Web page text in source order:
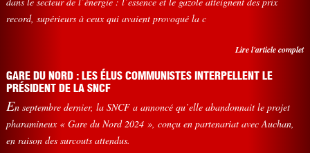
record, supérieurs à ceux qui avaient provoqué la c
Lire l'article complet
GARE DU NORD : LES ÉLUS COMMUNISTES INTERPELLENT LE
PRÉSIDENT DE LA SNCF
En septembre dernier, la SNCF a annoncé qu’elle abandonnait le projet
pharamineux « Gare du Nord 2024 », conçu en partenariat avec Auchan,
en raison des surcouts attendus.